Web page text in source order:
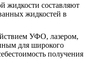
жидкости составляют
жидкостей в
УФО, лазером,
для широкого
получения